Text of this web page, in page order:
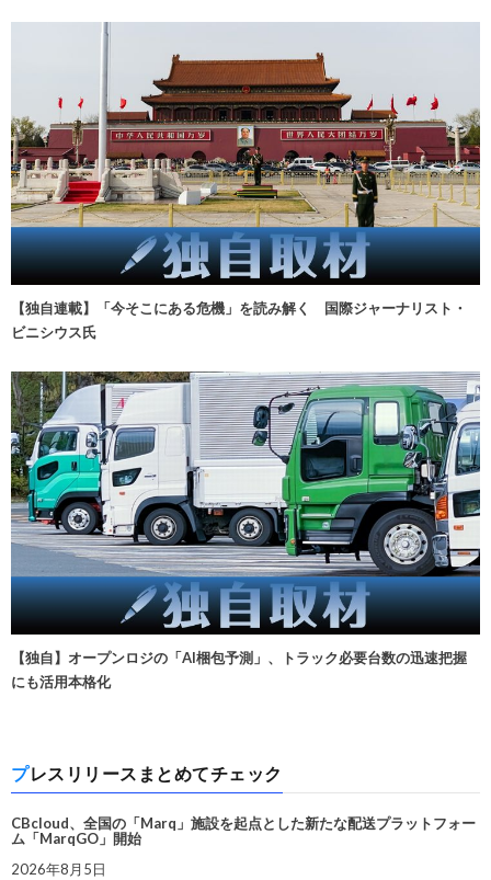
【独自連載】「今そこにある危機」を読み解く 国際ジャーナリスト・
ビニシウス氏
【独自】オープンロジの「AI梱包予測」、トラック必要台数の迅速把握
にも活用本格化
プレスリリースまとめてチェック
CBcloud、全国の「Marq」施設を起点とした新たな配送プラットフォー
ム「MarqGO」開始
2026年8月5日